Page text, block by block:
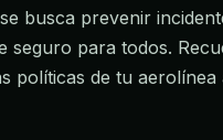
busca prevenir
seguro para todos.
políticas de tu aerolínea